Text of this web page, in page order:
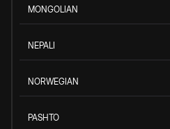
MONGOLIAN
NEPALI
NORWEGIAN
PASHTO